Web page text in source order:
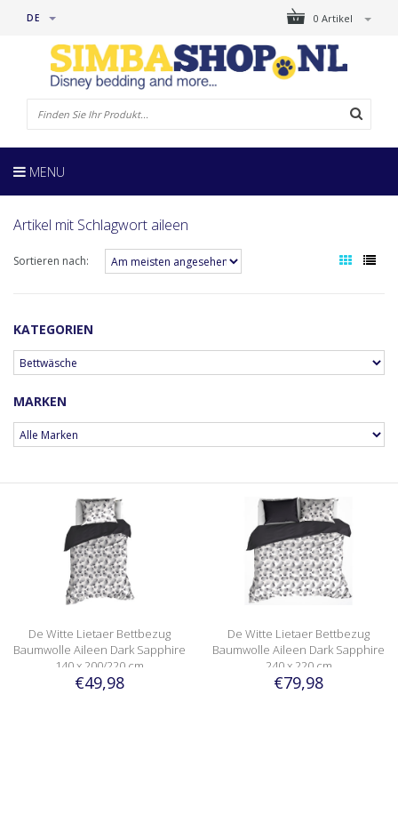
0 Artikel
DE
MENU
Artikel mit Schlagwort aileen
Sortieren nach:
KATEGORIEN
MARKEN
De Witte Lietaer Bettbezug
Baumwolle Aileen Dark Sapphire
140 x 200/220 cm
€49,98
De Witte Lietaer Bettbezug
Baumwolle Aileen Dark Sapphire
240 x 220 cm
€79,98